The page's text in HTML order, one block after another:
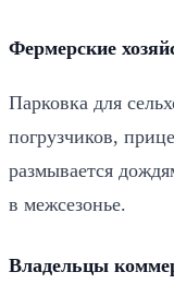
Фермерские
Парковка для
погрузчиков,
размывается
в межсезонье.
Владельцы